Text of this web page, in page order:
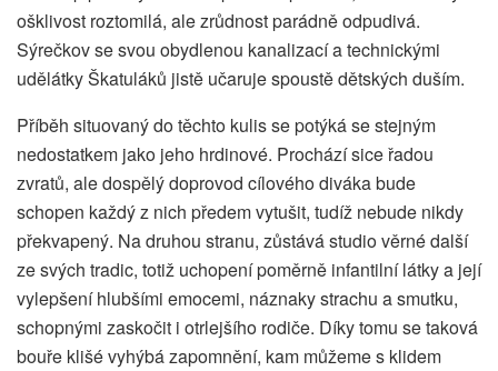
ošklivost roztomilá, ale zrůdnost parádně odpudivá.
Sýrečkov se svou obydlenou kanalizací a technickými
udělátky Škatuláků jistě učaruje spoustě dětských duším.
Příběh situovaný do těchto kulis se potýká se stejným
nedostatkem jako jeho hrdinové. Prochází sice řadou
zvratů, ale dospělý doprovod cílového diváka bude
schopen každý z nich předem vytušit, tudíž nebude nikdy
překvapený. Na druhou stranu, zůstává studio věrné další
ze svých tradic, totiž uchopení poměrně infantilní látky a její
vylepšení hlubšími emocemi, náznaky strachu a smutku,
schopnými zaskočit i otrlejšího rodiče. Díky tomu se taková
bouře klišé vyhýbá zapomnění, kam můžeme s klidem